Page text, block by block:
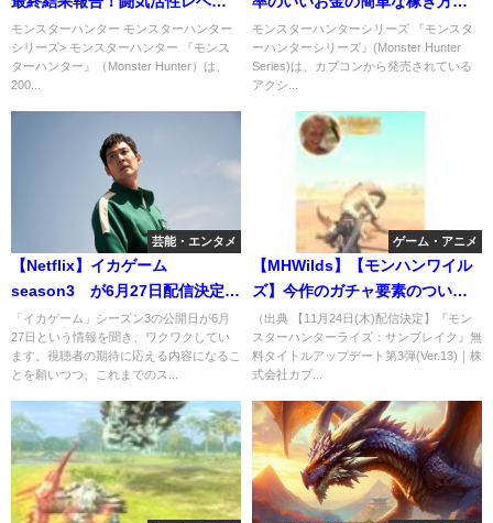
で野生星10パオ亜種倒
モンスターハンター モンスターハンター
シリーズ> モンスターハンター 『モンス
ターハンター』（Monster Hunter）は、
200...
方法（序盤）
モンスターハンターシリーズ 『モンスタ
ーハンターシリーズ』(Monster Hunter
Series)は、カプコンから発売されている
アクシ...
芸能・エンタメ
【Netflix】イカゲーム
season3 が6月27日配信決定！
完結編ということは・・・
「イカゲーム」シーズン3の公開日が6月
27日という情報を聞き、ワクワクしてい
ます。視聴者の期待に応える内容になるこ
とを願いつつ、これまでのス...
ゲーム・アニメ
【MHWilds】【モンハンワイル
ズ】今作のガチャ要素のついて
どう思う？
（出典 【11月24日(木)配信決定】『モン
スターハンターライズ：サンブレイク』無
料タイトルアップデート第3弾(Ver.13)｜株
式会社カプ...